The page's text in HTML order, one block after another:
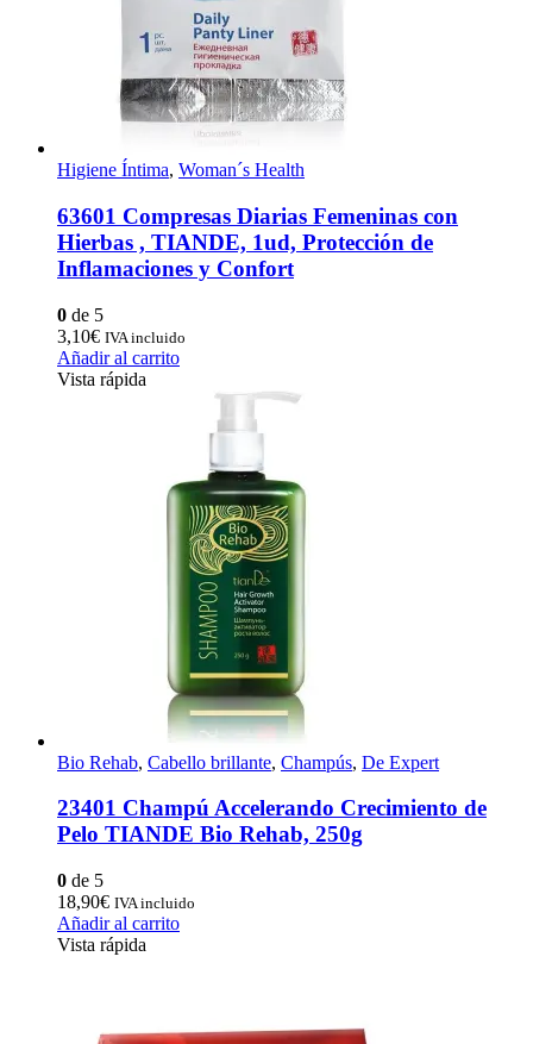
Higiene Íntima, Woman´s Health
63601 Compresas Diarias Femeninas con
Hierbas , TIANDE, 1ud, Protección de
Inflamaciones y Confort
0 de 5
3,10€ IVA incluido
Añadir al carrito
Vista rápida
Bio Rehab, Cabello brillante, Champús, De Expert
23401 Champú Accelerando Crecimiento de
Pelo TIANDE Bio Rehab, 250g
0 de 5
18,90€ IVA incluido
Añadir al carrito
Vista rápida